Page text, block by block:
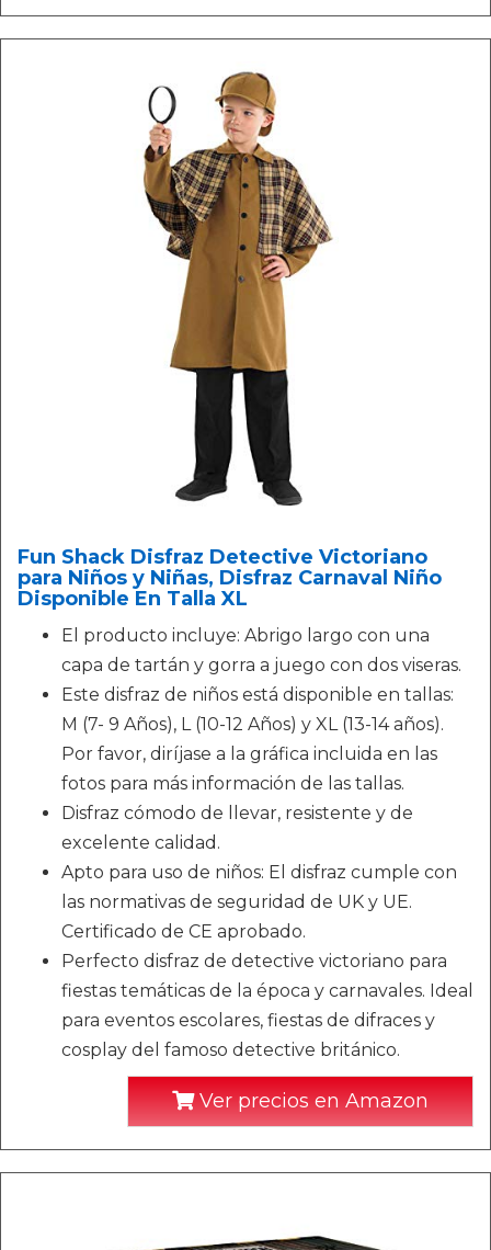
Fun Shack Disfraz Detective Victoriano
para Niños y Niñas, Disfraz Carnaval Niño
Disponible En Talla XL
El producto incluye: Abrigo largo con una
capa de tartán y gorra a juego con dos viseras.
Este disfraz de niños está disponible en tallas:
M (7- 9 Años), L (10-12 Años) y XL (13-14 años).
Por favor, diríjase a la gráfica incluida en las
fotos para más información de las tallas.
Disfraz cómodo de llevar, resistente y de
excelente calidad.
Apto para uso de niños: El disfraz cumple con
las normativas de seguridad de UK y UE.
Certificado de CE aprobado.
Perfecto disfraz de detective victoriano para
fiestas temáticas de la época y carnavales. Ideal
para eventos escolares, fiestas de difraces y
cosplay del famoso detective británico.
Ver precios en Amazon